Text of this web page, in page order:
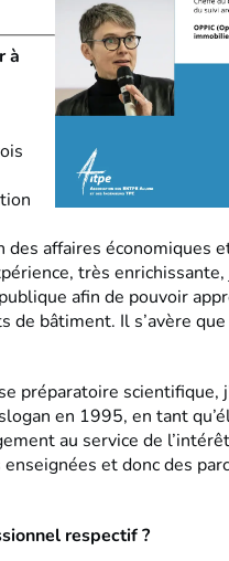
à
des affaires économiques
très enrichissante,
afin de pouvoir
bâtiment. Il s’avère que
préparatoire scientifique,
en 1995, en tant
au service de
et donc des
respectif ?